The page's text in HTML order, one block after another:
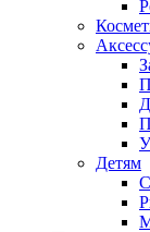
Детям